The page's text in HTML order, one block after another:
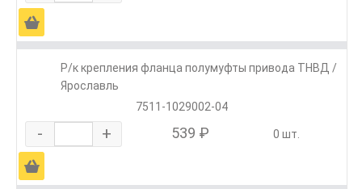
Ä
Р/к крепления фланца полумуфты привода ТНВД /
Ярославль
7511-1029002-04
- + 539 ₽ 0 шт.
Ä